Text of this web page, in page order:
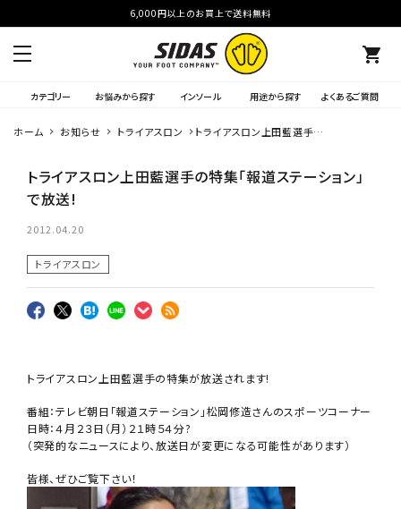
6,000円以上のお買上で送料無料
shopping_cart
カテゴリー お悩みから探す インソール 用途から探す よくあるご質問
ホーム お知らせ トライアスロン
トライアスロン上田藍選手の
トライアスロン上田藍選手の特集「報道ステーション」
で放送!
2012.04.20
トライアスロン
トライアスロン上田藍選手の特集が放送されます!
番組：テレビ朝日「報道ステーション」松岡修造さんのスポーツコーナー
日時：４月２３日（月）２１時５４分?
（突発的なニュースにより、放送日が変更になる可能性があります）
皆様、ぜひご覧下さい！